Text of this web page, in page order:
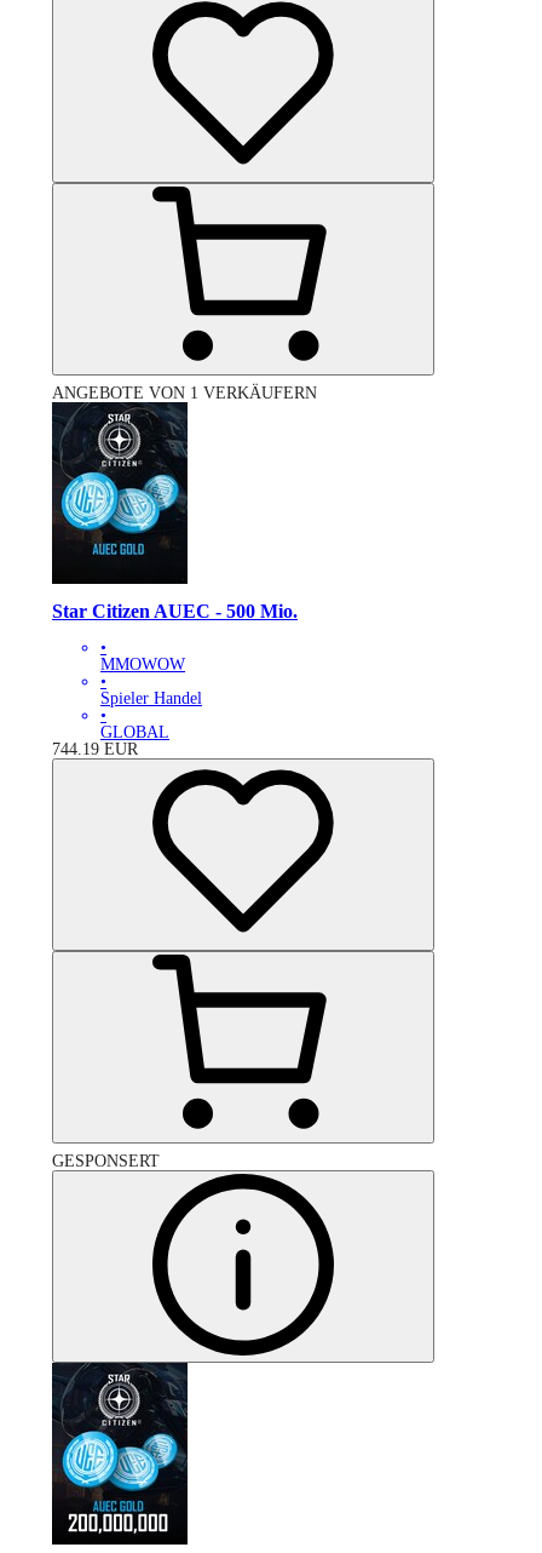
ANGEBOTE VON 1 VERKÄUFERN
Star Citizen AUEC - 500 Mio.
•
MMOWOW
•
Spieler Handel
•
GLOBAL
744.19 EUR
GESPONSERT